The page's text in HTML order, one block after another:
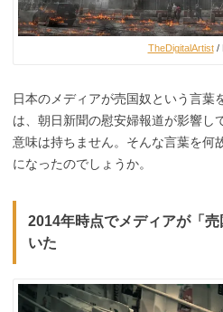
TheDigitalArtist/
日本のメディアが売国奴という言葉
は、朝日新聞の慰安婦報道が影響し
意味は持ちません。そんな言葉を何
になったのでしょうか。
2014年時点でメディアが「
いた